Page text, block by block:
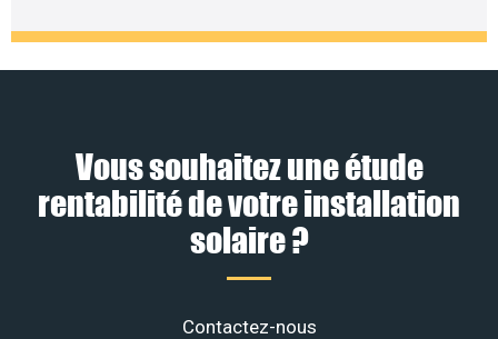
Vous souhaitez une étude
rentabilité de votre installation
solaire ?
Contactez-nous